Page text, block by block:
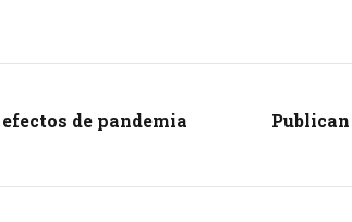
de pandemia